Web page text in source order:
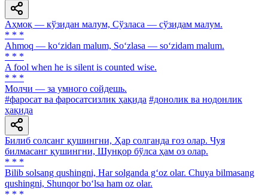
Аҳмоқ — кўзидан малум, Сўзласа — сўзидам малум.
* * *
Ahmoq — ko‘zidan malum, So‘zlasa — so‘zidam malum.
* * *
A fool when he is silent is counted wise.
* * *
Молчи — за умного сойдешь.
#фаросат ва фаросатсизлик ҳақида #донолик ва нодонлик
ҳақида
Билиб солсанг қушингни, Ҳар солганда ғоз олар. Чуя
билмасанг қушингни, Шунқор бўлса ҳам оз олар.
* * *
Bilib solsang qushingni, Har solganda g‘oz olar. Chuya bilmasang
qushingni, Shunqor bo‘lsa ham oz olar.